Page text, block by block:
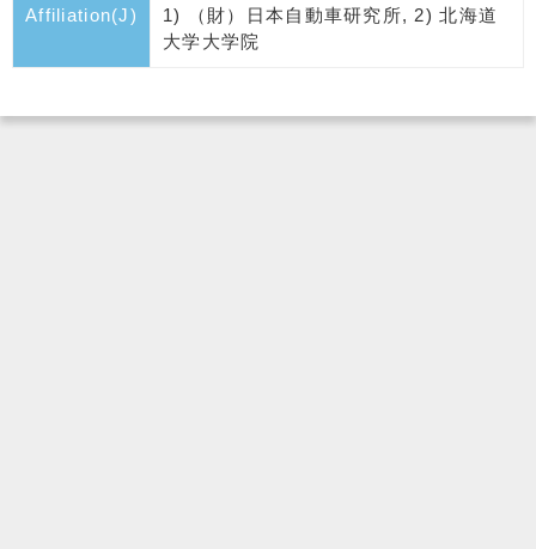
Affiliation(J)
1) （財）日本自動車研究所, 2) 北海道
大学大学院